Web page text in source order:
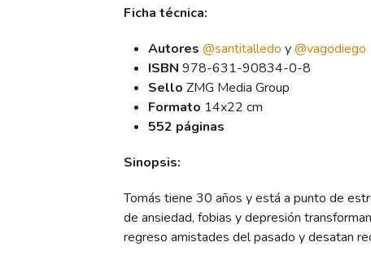
Ficha técnica:
Autores@santitalledo y@vagodiego
ISBN 978-631-90834-0-8
SelloZMG Media Group
Formato 14x22 cm
552 páginas
Sinopsis:
Tomás tiene 30 años y está a punto de
de ansiedad, fobias y depresión
regreso amistades del pasado y desatan